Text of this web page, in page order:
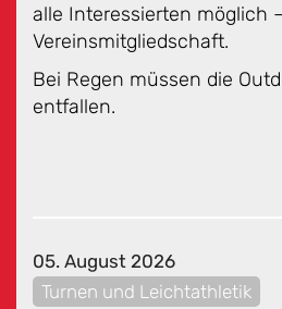
alle Interessierten möglich
Vereinsmitgliedschaft.
Bei Regen müssen die
entfallen.
05. August 2026
Turnen und Leichtathletik